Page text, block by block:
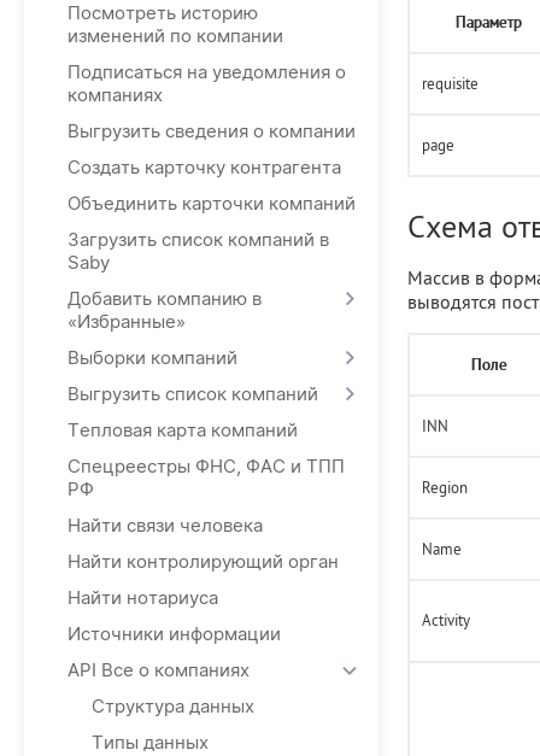
Посмотреть историю
изменений по компании
Подписаться на уведомления о
компаниях
Выгрузить сведения о компании
Создать карточку контрагента
Объединить карточки компаний
Загрузить список компаний в
Saby
Добавить компанию в
«Избранные»
Выборки компаний
Выгрузить список компаний
Тепловая карта компаний
Спецреестры ФНС, ФАС и ТПП
РФ
Найти связи человека
Найти контролирующий орган
Найти нотариуса
Источники информации
API Все о компаниях
Структура данных
Типы данных
Параметр
requisite
page
Схема
Массив в
выводятся
Поле
INN
Region
Name
Activity